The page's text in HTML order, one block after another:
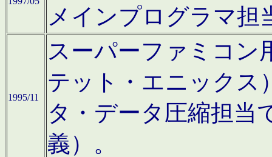
メインプログラマ担
1995/11
スーパーファミコン
テット・エニックス
タ・データ圧縮担当
義）。